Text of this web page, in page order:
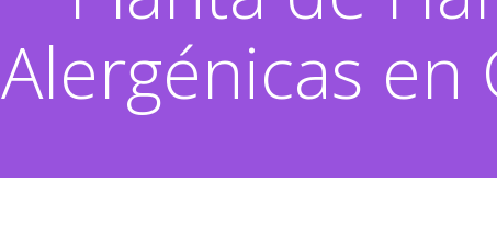
Alergénicas en